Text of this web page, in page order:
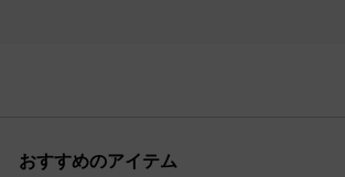
おすすめのアイテム